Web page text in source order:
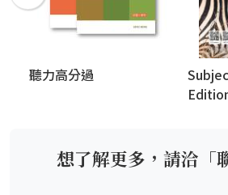
聽力高分過
想了解更多，請洽「